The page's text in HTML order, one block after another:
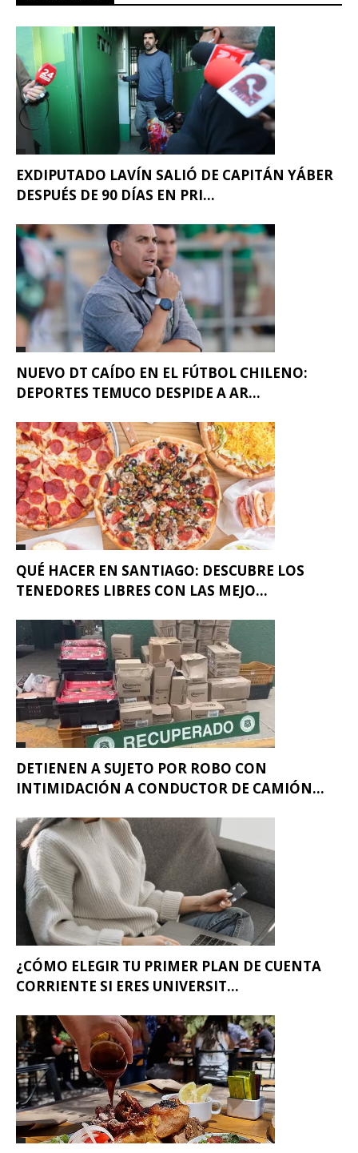
EXDIPUTADO LAVÍN SALIÓ DE CAPITÁN YÁBER
DESPUÉS DE 90 DÍAS EN PRI...
NUEVO DT CAÍDO EN EL FÚTBOL CHILENO:
DEPORTES TEMUCO DESPIDE A AR...
QUÉ HACER EN SANTIAGO: DESCUBRE LOS
TENEDORES LIBRES CON LAS MEJO...
DETIENEN A SUJETO POR ROBO CON
INTIMIDACIÓN A CONDUCTOR DE CAMIÓN...
¿CÓMO ELEGIR TU PRIMER PLAN DE CUENTA
CORRIENTE SI ERES UNIVERSIT...